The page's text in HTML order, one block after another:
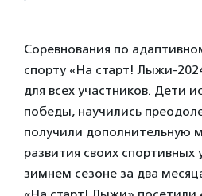
Соревнования по
спорту «На старт! Лыжи-
для всех участников. Дети
победы, научились
получили дополнительную
развития своих спортивных
зимнем сезоне за два